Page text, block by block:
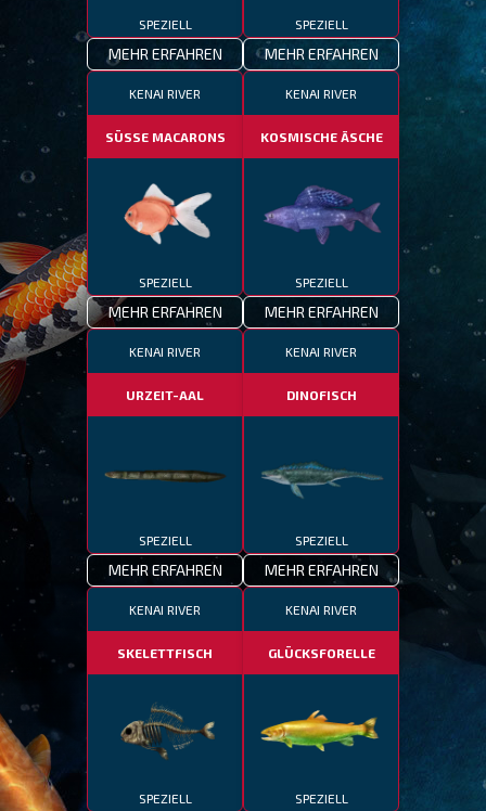
SPEZIELL
MEHR ERFAHREN
SPEZIELL
MEHR ERFAHREN
KENAI RIVER
SÜSSE MACARONS
SPEZIELL
MEHR ERFAHREN
KENAI RIVER
KOSMISCHE ÄSCHE
SPEZIELL
MEHR ERFAHREN
KENAI RIVER
URZEIT-AAL
SPEZIELL
MEHR ERFAHREN
KENAI RIVER
DINOFISCH
SPEZIELL
MEHR ERFAHREN
KENAI RIVER
SKELETTFISCH
SPEZIELL
KENAI RIVER
GLÜCKSFORELLE
SPEZIELL